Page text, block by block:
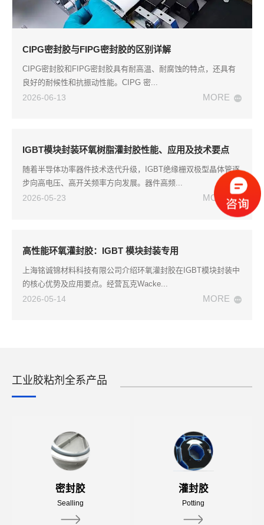
CIPG密封胶与FIPG密封胶的区别详解
CIPG密封胶和FIPG密封胶具有耐高温、耐腐蚀的特点，还具有
良好的耐候性和抗振动性能。CIPG 密...
2026-06-13
MORE
IGBT模块封装环氧树脂灌封胶性能、应用及技术要点
随着半导体功率器件技术迭代升级，IGBT绝缘栅双极型晶体管逐
步向高电压、高开关频率方向发展。器件高频...
2026-05-23
MORE
高性能环氧灌封胶：IGBT 模块封装专用
上海铭诚锦材料科技有限公司介绍环氧灌封胶在IGBT模块封装中
的核心优势及应用要点。经营瓦克Wacke...
2026-05-14
MORE
工业胶粘剂全系产品
密封胶
Sealling
灌封胶
Potting